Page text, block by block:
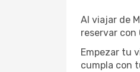
Al viajar de
reservar
Empezar tu
cumpla con